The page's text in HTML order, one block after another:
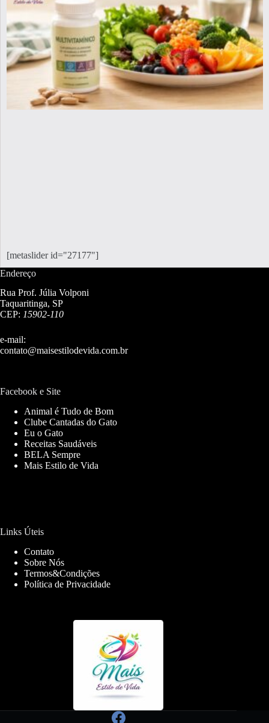
[metaslider id="27177"]
Endereço
Rua Prof. Júlia Volponi
Taquaritinga, SP
CEP: 15902-110
e-mail:
contato@maisestilodevida.com.br
Facebook e Site
Animal é Tudo de Bom
Clube Cantadas do Gato
Eu o Gato
Receitas Saudáveis
BELA Sempre
Mais Estilo de Vida
Links Úteis
Contato
Sobre Nós
Termos&Condições
Política de Privacidade